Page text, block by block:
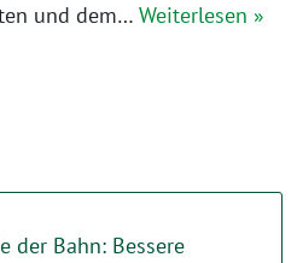
und dem… Weiterlesen »
der Bahn: Bessere